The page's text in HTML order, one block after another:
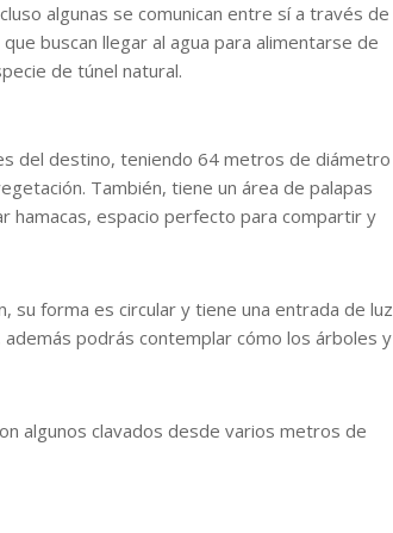
algunas se comunican entre sí a través de
buscan llegar al agua para alimentarse de
de túnel natural.
del destino, teniendo 64 metros de diámetro
También, tiene un área de palapas
hamacas, espacio perfecto para compartir y
su forma es circular y tiene una entrada de luz
podrás contemplar cómo los árboles y
algunos clavados desde varios metros de